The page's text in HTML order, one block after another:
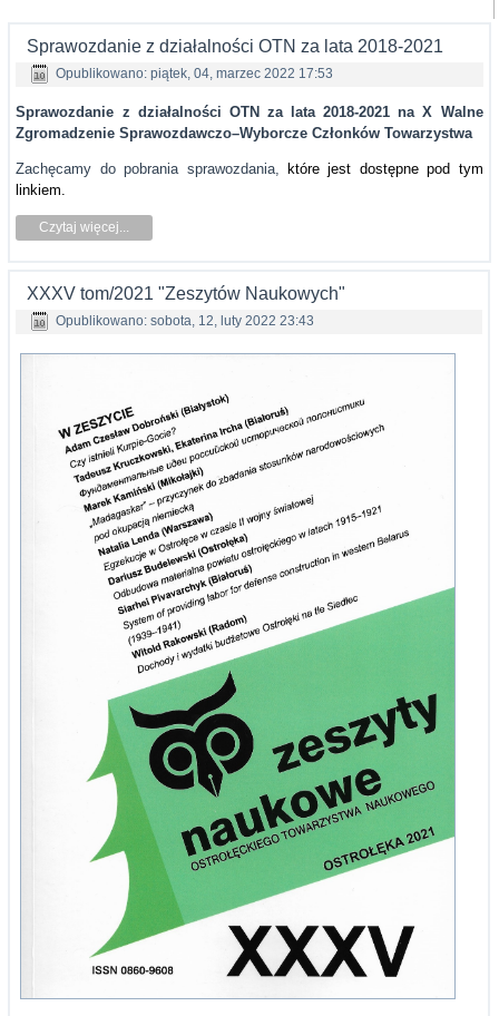
Sprawozdanie z działalności OTN za lata 2018-2021
Opublikowano: piątek, 04, marzec 2022 17:53
Sprawozdanie z działalności OTN za lata 2018-2021 na X Walne
Zgromadzenie Sprawozdawczo–Wyborcze Członków Towarzystwa
Zachęcamy do pobrania sprawozdania,
które jest dostępne pod tym
linkiem.
Czytaj więcej...
XXXV tom/2021 "Zeszytów Naukowych"
Opublikowano: sobota, 12, luty 2022 23:43